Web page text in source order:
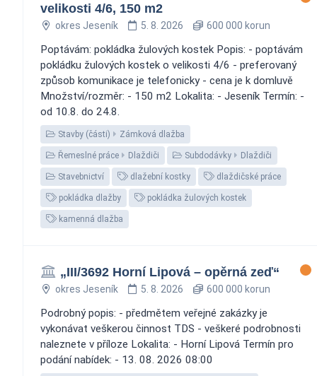
velikosti 4/6, 150 m2
okres Jeseník 5. 8. 2026 600 000 korun
Poptávám: pokládka žulových kostek Popis: - poptávám
pokládku žulových kostek o velikosti 4/6 - preferovaný
způsob komunikace je telefonicky - cena je k domluvě
Množství/rozměr: - 150 m2 Lokalita: - Jeseník Termín: -
od 10.8. do 24.8.
Stavby (části) Zámková dlažba
Řemeslné práce Dlaždiči Subdodávky Dlaždiči
Stavebnictví dlažební kostky dlaždičské práce
pokládka dlažby pokládka žulových kostek
kamenná dlažba
„III/3692 Horní Lipová – opěrná zeď“
okres Jeseník 5. 8. 2026 600 000 korun
Podrobný popis: - předmětem veřejné zakázky je
vykonávat veškerou činnost TDS - veškeré podrobnosti
naleznete v příloze Lokalita: - Horní Lipová Termín pro
podání nabídek: - 13. 08. 2026 08:00